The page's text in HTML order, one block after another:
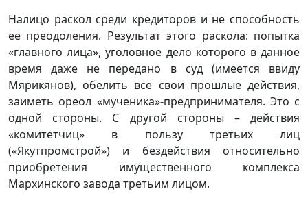
Налицо раскол среди кредиторов и не способность
ее преодоления. Результат этого раскола: попытка
«главного лица», уголовное дело которого в данное
время даже не передано в суд (имеется ввиду
Мярикянов), обелить все свои прошлые действия,
заиметь ореол «мученика»-предпринимателя. Это с
одной стороны. С другой стороны – действия
«комитетчиц» в пользу третьих лиц
(«Якутпромстрой») и бездействия относительно
приобретения имущественного комплекса
Мархинского завода третьим лицом.